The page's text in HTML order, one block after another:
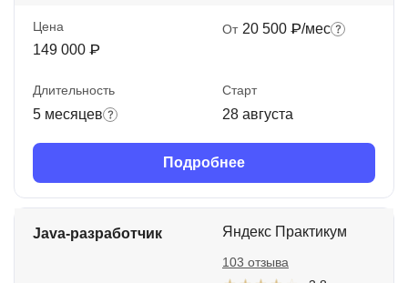
Цена
149 000 ₽
От 20 500 ₽/мес
Длительность
5 месяцев
Старт
28 августа
Подробнее
Java-разработчик Яндекс Практикум
103 отзыва